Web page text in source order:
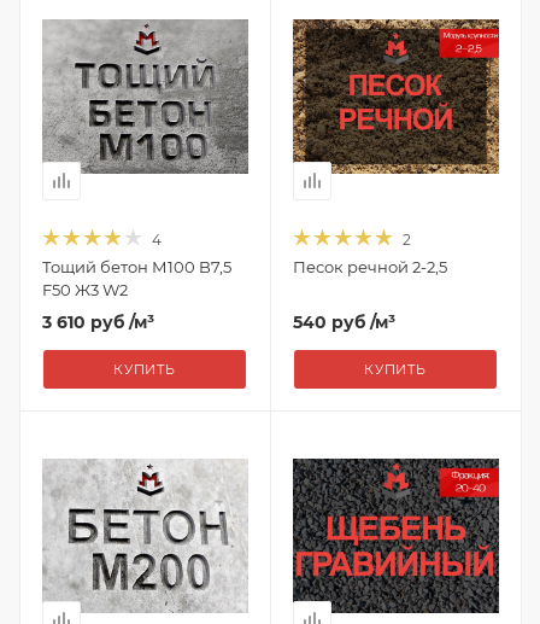
4
Тощий бетон М100 B7,5
F50 Ж3 W2
3 610 руб /м³
КУПИТЬ
2
Песок речной 2-2,5
540 руб /м³
КУПИТЬ